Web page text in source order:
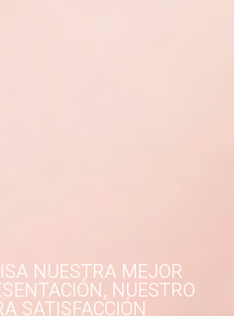
NUESTRA MEJOR
NUESTRO
SATISFACCIÓN